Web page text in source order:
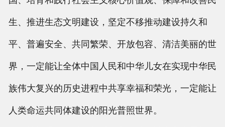
生、推进生态文明建设，坚定不移推动建设持久和
平、普遍安全、共同繁荣、开放包容、清洁美丽的世
界，一定能让全体中国人民和中华儿女在实现中华民
族伟大复兴的历史进程中共享幸福和荣光，一定能让
人类命运共同体建设的阳光普照世界。